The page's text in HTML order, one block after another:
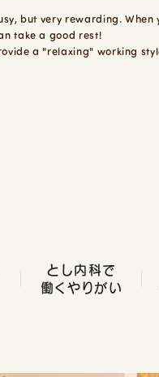
but very rewarding. When
take a good rest!
a "relaxing" working
とし内科で
働くやりがい